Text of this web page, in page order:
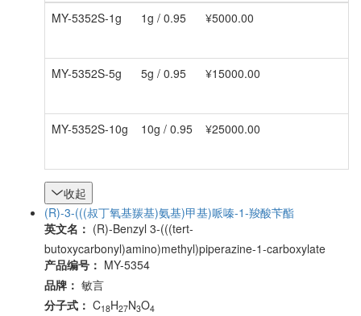
MY-5352S-1g
1g / 0.95 ¥5000.00
MY-5352S-5g 5g / 0.95 ¥15000.00
MY-5352S-10g 10g / 0.95 ¥25000.00
收起
(R)-3-(((叔丁氧基羰基)氨基)甲基)哌嗪-1-羧酸苄酯
英文名： (R)-Benzyl 3-(((tert-
butoxycarbonyl)amino)methyl)piperazine-1-carboxylate
产品编号： MY-5354
品牌： 敏言
分子式： C18H27N3O4